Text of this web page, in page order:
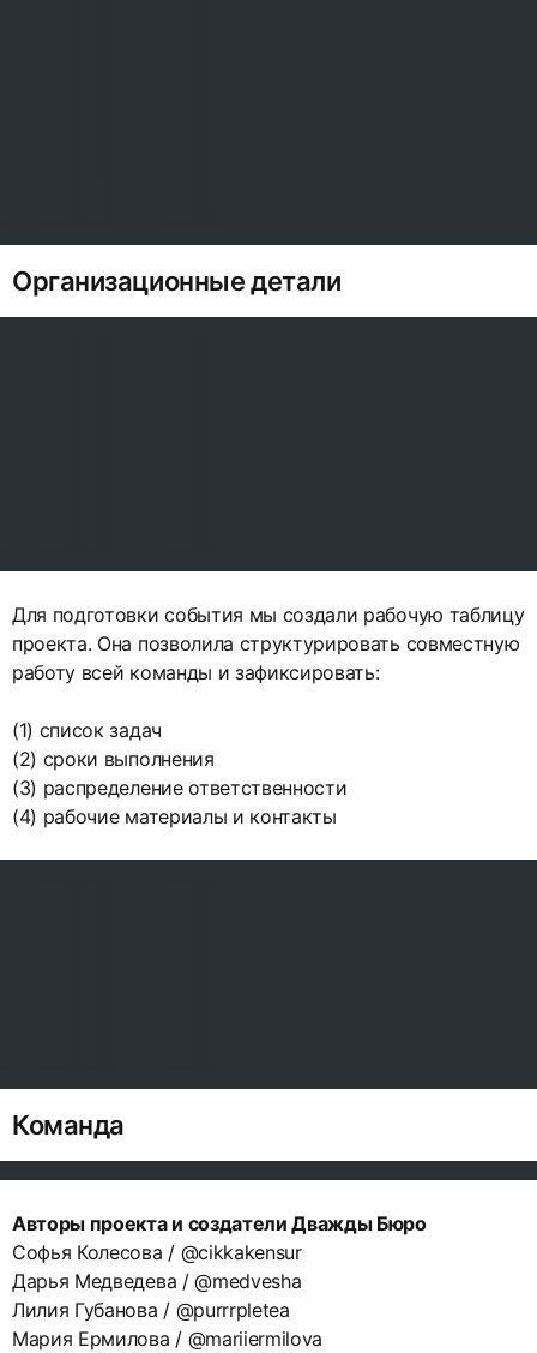
Организационные детали
Для подготовки события мы создали рабочую таблицу
проекта. Она позволила структурировать совместную
работу всей команды и зафиксировать:
(1) список задач
(2) сроки выполнения
(3) распределение ответственности
(4) рабочие материалы и контакты
Команда
Авторы проекта и создатели Дважды Бюро
Софья Колесова / @cikkakensur
Дарья Медведева / @medvesha
Лилия Губанова / @purrrpletea
Мария Ермилова / @mariiermilova